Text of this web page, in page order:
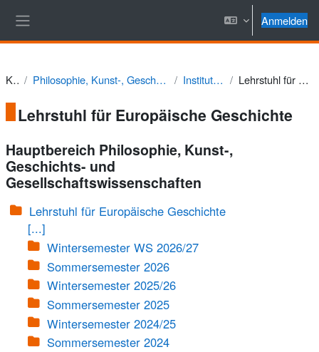
Anmelden
Kurse Philosophie, Kunst-, Geschichts- und Gesellschaftswissenschaften Institut für Geschichte Lehrstuhl für Europäische Geschichte
Lehrstuhl für Europäische Geschichte
Hauptbereich Philosophie, Kunst-,
Geschichts- und
Gesellschaftswissenschaften
Lehrstuhl für Europäische Geschichte
[...]
Wintersemester WS 2026/27
Sommersemester 2026
Wintersemester 2025/26
Sommersemester 2025
Wintersemester 2024/25
Sommersemester 2024